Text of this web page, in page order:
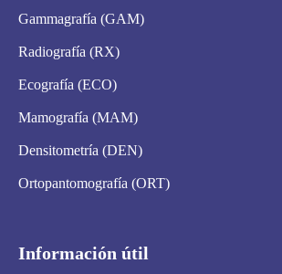
Gammagrafía (GAM)
Radiografía (RX)
Ecografía (ECO)
Mamografía (MAM)
Densitometría (DEN)
Ortopantomografía (ORT)
Información útil